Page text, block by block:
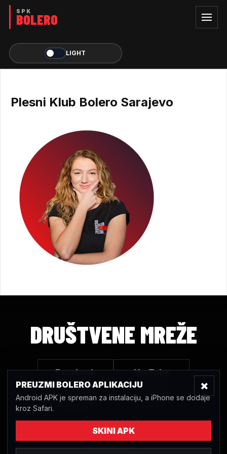
LIGHT
Plesni Klub Bolero Sarajevo
DRUŠTVENE MREŽE
Facebook YouTube
Instagram TikTok
Plesni klub Bolero Sarajevo © 2020 | Sva prava pridržana |
PREUZMI BOLERO APLIKACIJU
Android APK je spreman za instalaciju, a iPhone se dodaje
kroz Safari.
SKINI APK
×